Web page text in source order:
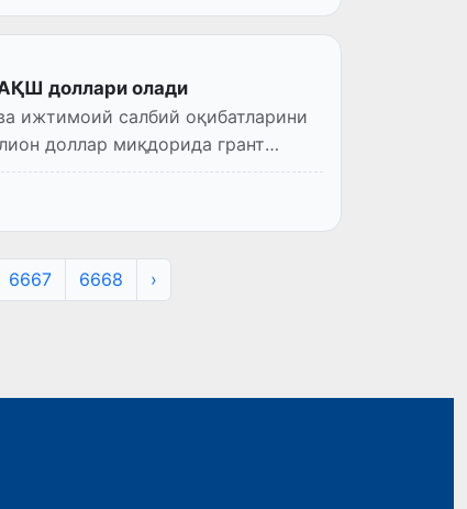
доллари олади
ижтимоий салбий оқибатларини
доллар миқдорида грант
6667 6668 ›